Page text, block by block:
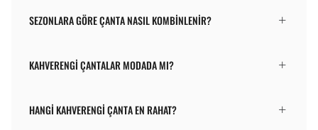
SEZONLARA GÖRE ÇANTA NASIL KOMBINLENIR?
KAHVERENGI ÇANTALAR MODADA MI?
HANGI KAHVERENGI ÇANTA EN RAHAT?